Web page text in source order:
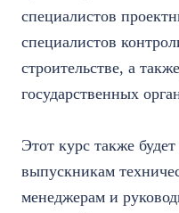
специалистов
специалистов
строительстве, а
государственных
Этот курс также
выпускникам
менеджерам и